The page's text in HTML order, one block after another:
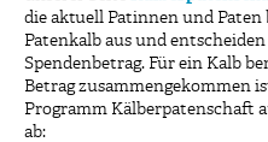
die aktuell Patinnen und Paten
Patenkalb aus und
Spendenbetrag. Für ein Kalb
Betrag zusammengekommen
Programm Kälberpatenschaft
ab: